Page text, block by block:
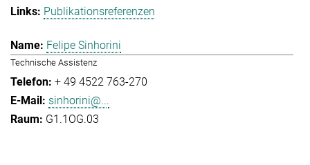
Publikationsreferenzen
Felipe Sinhorini
Technische Assistenz
+ 49 4522 763-270
sinhorini@...
G1.1OG.03